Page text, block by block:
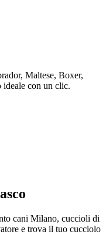
Maltese, Boxer,
ideale con un clic.
cani Milano, cuccioli di
e trova il tuo cucciolo